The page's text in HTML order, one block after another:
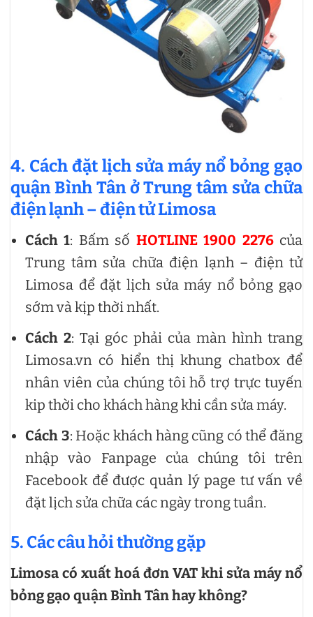
4. Cách đặt lịch sửa máy nổ bỏng gạo
quận Bình Tân ở Trung tâm sửa chữa
điện lạnh – điện tử Limosa
Cách 1: Bấm số HOTLINE 1900 2276của
Trung tâm sửa chữa điện lạnh – điện tử
Limosa để đặt lịch sửa máy nổ bỏng gạo
sớm và kịp thời nhất.
Cách 2: Tại góc phải của màn hình trang
Limosa.vn có hiển thị khung chatbox để
nhân viên của chúng tôi hỗ trợ trực tuyến
kip thời cho khách hàng khi cần sửa máy.
Cách 3: Hoặc khách hàng cũng có thể đăng
nhập vào Fanpage của chúng tôi trên
Facebook để được quản lý page tư vấn về
đặt lịch sửa chữa các ngày trong tuần.
5. Các câu hỏi thường gặp
Limosa có xuất hoá đơn VAT khi sửa máy nổ
bỏng gạo quận Bình Tân hay không?